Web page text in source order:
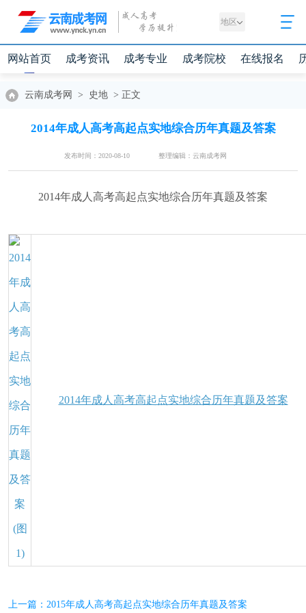
地区
网站首页 成考资讯 成考专业 成考院校 在线报名
云南成考网 > 史地 > 正文
2014年成人高考高起点实地综合历年真题及答案
发布时间：2020-08-10 整理编辑：云南成考网
2014年成人高考高起点实地综合历年真题及答案
2014年成人高考高起点实地综合历年真题及答案
上一篇：2015年成人高考高起点实地综合历年真题及答案